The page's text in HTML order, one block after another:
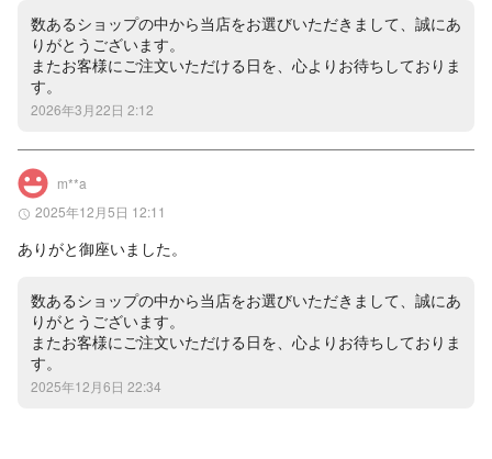
数あるショップの中から当店をお選びいただきまして、誠にあ
りがとうございます。
またお客様にご注文いただける日を、心よりお待ちしておりま
す。
2026年3月22日 2:12
m**a
2025年12月5日 12:11
ありがと御座いました。
数あるショップの中から当店をお選びいただきまして、誠にあ
りがとうございます。
またお客様にご注文いただける日を、心よりお待ちしておりま
す。
2025年12月6日 22:34